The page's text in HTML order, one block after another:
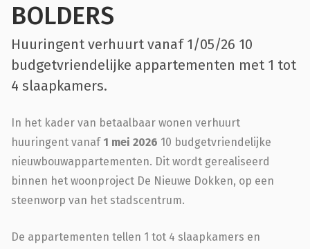
BOLDERS
Huuringent verhuurt vanaf 1/05/26 10
budgetvriendelijke appartementen met 1 tot
4 slaapkamers.
In het kader van betaalbaar wonen verhuurt
huuringent vanaf 1 mei 2026 10 budgetvriendelijke
nieuwbouwappartementen. Dit wordt gerealiseerd
binnen het woonproject De Nieuwe Dokken, op een
steenworp van het stadscentrum.
De appartementen tellen 1 tot 4 slaapkamers en